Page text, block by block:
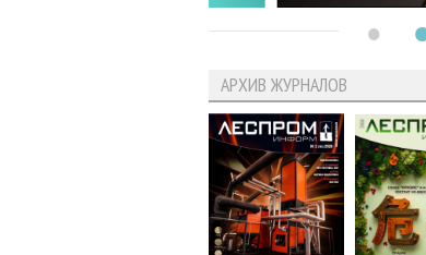
АРХИВ ЖУРНАЛОВ